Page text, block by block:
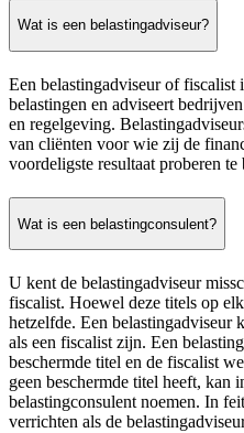
Wat is een belastingadviseur?
Een belastingadviseur of fiscalist
belastingen en adviseert
en regelgeving.
van cliënten voor wie zij de
voordeligste resultaat proberen te
Wat is een belastingconsulent?
U kent de belastingadviseur
fiscalist. Hoewel deze titels op
hetzelfde. Een belastingadviseur
als een fiscalist zijn. Een
beschermde titel en de fiscalist
geen beschermde titel heeft, kan
belastingconsulent noemen. In
verrichten als de